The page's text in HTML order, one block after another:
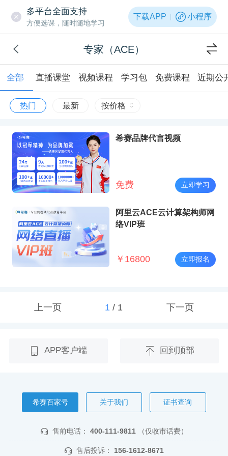
多平台全面支持
方便选课，随时随地学习
下载APP 小程序
专家（ACE）
全部 直播课堂 视频课程 学习包 免费课程 近期公
热门 最新 按价格
希赛品牌代言视频
免费 立即学习
阿里云ACE云计算架构师网
络VIP班
￥ 16800 立即报名
上一页 1/ 1 下一页
APP客户端 回到顶部
希赛百家号 关于我们 证书查询
售前电话： 400-111-9811 （仅收市话费）
售后投诉： 156-1612-8671